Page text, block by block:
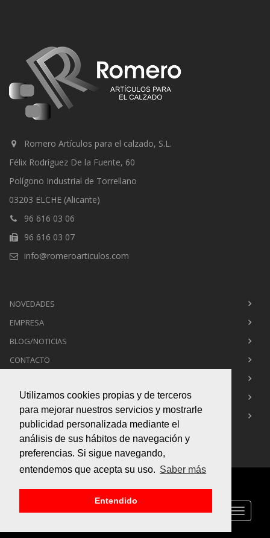
Utilizamos cookies propias y de terceros
para mejorar nuestros servicios y mostrarle
publicidad personalizada mediante el
análisis de sus hábitos de navegación y
preferencias. Si sigue navegando,
entendemos que acepta su uso. Saber más
Entendido
Romero Artículos para el calzado, S.L.
Félix Rodríguez De la Fuente, 60
Polígono Industrial de Torrellano
03203 ELCHE (Alicante)
96 616 03 06
96 616 03 07
info@romeroarticulos.com
NOVEDADES
EMPRESA
BLOG/NOTICIAS
CONTACTO
POLÍTICA DE COOKIES
AVISO LEGAL
Copyright © 2015Box Infografía 3d. All Rights Reserved
Toggle